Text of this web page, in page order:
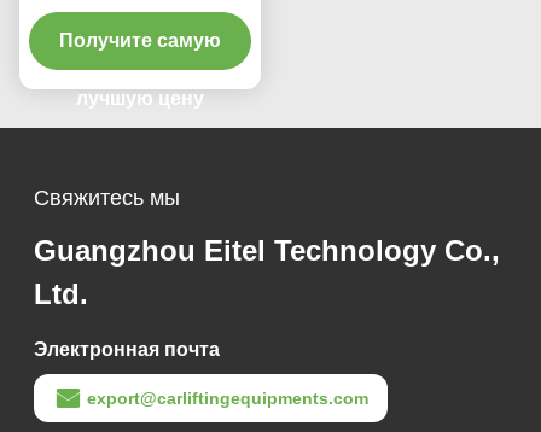
легкая для запасных
частей тормозных
дисков
Получите самую
лучшую цену
Свяжитесь мы
Guangzhou Eitel Technology Co.,
Ltd.
Электронная почта
export@carliftingequipments.com